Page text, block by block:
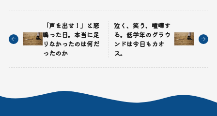
「声を出せ！」と怒
鳴った日。本当に足
りなかったのは何だ
ったのか
泣く、笑う、喧嘩す
る。低学年のグラウ
ンドは今日もカオ
ス。